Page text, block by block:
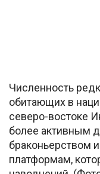
Численность
обитающих в
северо-востоке
более активным
браконьерством
платформам,